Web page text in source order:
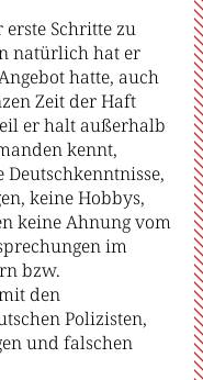
Schritte zu
natürlich hat er
hatte, auch
Zeit der Haft
er halt außerhalb
kennt,
keine Hobbys,
keine Ahnung vom
im
bzw.
den
Polizisten,
und falschen